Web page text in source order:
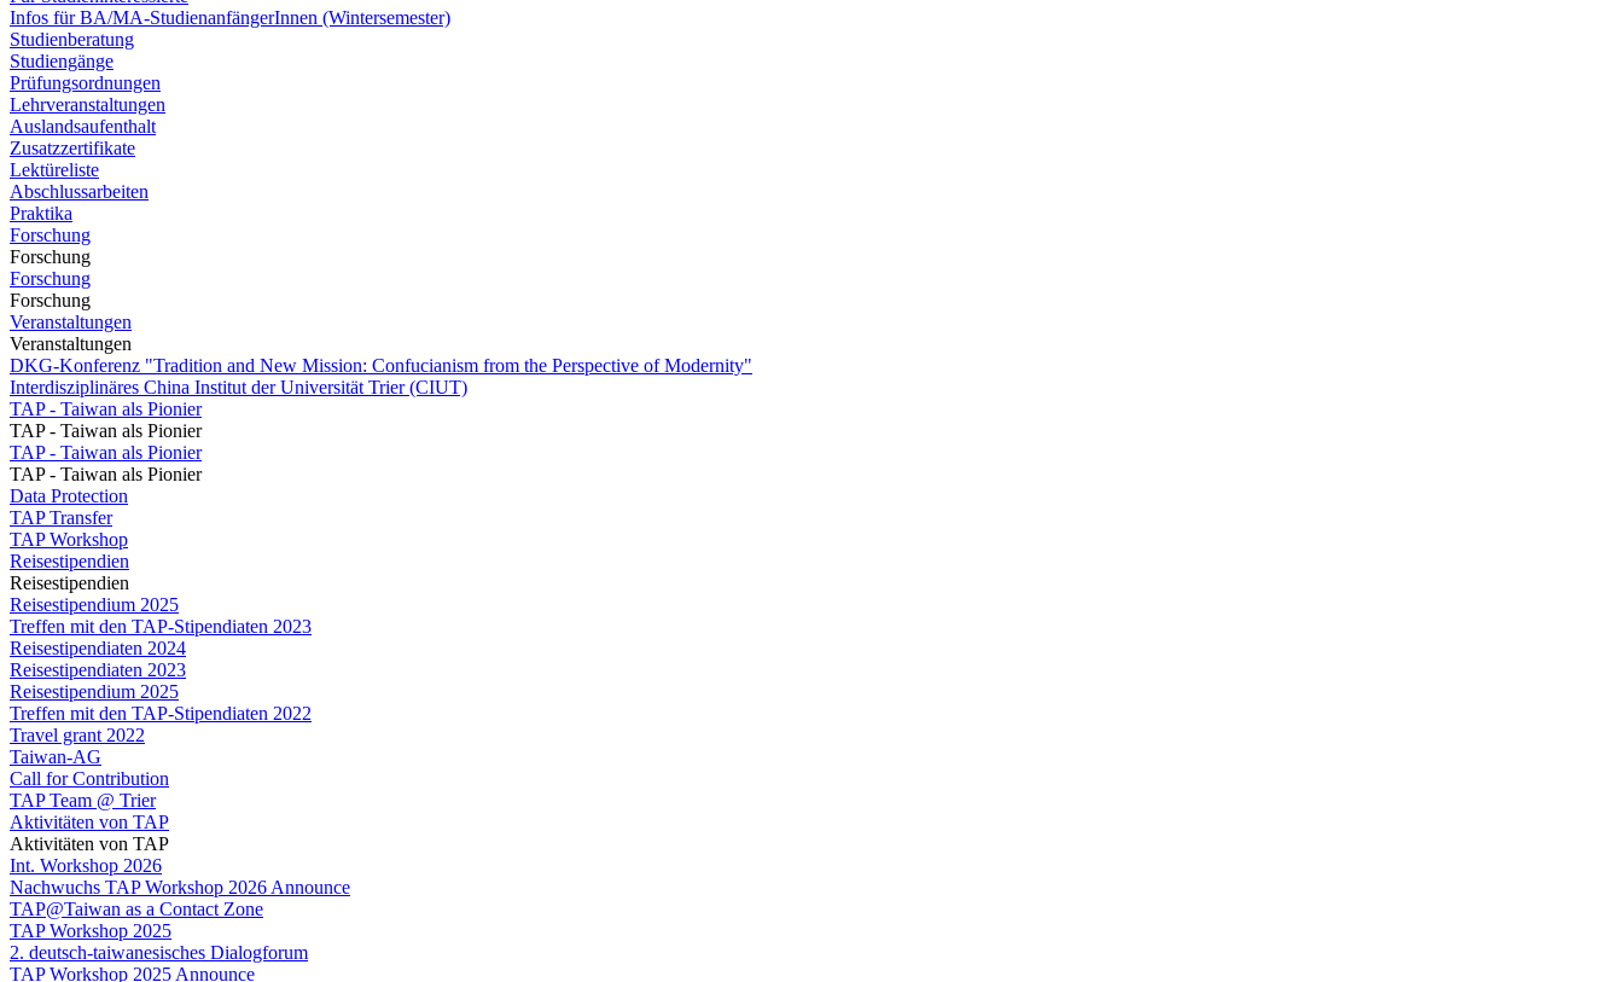
Infos für BA/MA-StudienanfängerInnen (Wintersemester)
Studienberatung
Studiengänge
Prüfungsordnungen
Lehrveranstaltungen
Auslandsaufenthalt
Zusatzzertifikate
Lektüreliste
Abschlussarbeiten
Praktika
Forschung
Forschung
Forschung
Forschung
Veranstaltungen
Veranstaltungen
DKG-Konferenz "Tradition and New Mission: Confucianism from the Perspective of Modernity"
Interdisziplinäres China Institut der Universität Trier (CIUT)
TAP - Taiwan als Pionier
TAP - Taiwan als Pionier
TAP - Taiwan als Pionier
TAP - Taiwan als Pionier
Data Protection
TAP Transfer
TAP Workshop
Reisestipendien
Reisestipendien
Reisestipendium 2025
Treffen mit den TAP-Stipendiaten 2023
Reisestipendiaten 2024
Reisestipendiaten 2023
Reisestipendium 2025
Treffen mit den TAP-Stipendiaten 2022
Travel grant 2022
Taiwan-AG
Call for Contribution
TAP Team @ Trier
Aktivitäten von TAP
Aktivitäten von TAP
Int. Workshop 2026
Nachwuchs TAP Workshop 2026 Announce
TAP@Taiwan as a Contact Zone
TAP Workshop 2025
2. deutsch-taiwanesisches Dialogforum
TAP Workshop 2025 Announce